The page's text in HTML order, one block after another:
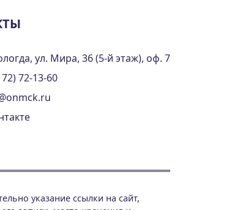
ул. Мира, 36 (5-й этаж), оф. 7
72-13-60
указание ссылки на сайт,